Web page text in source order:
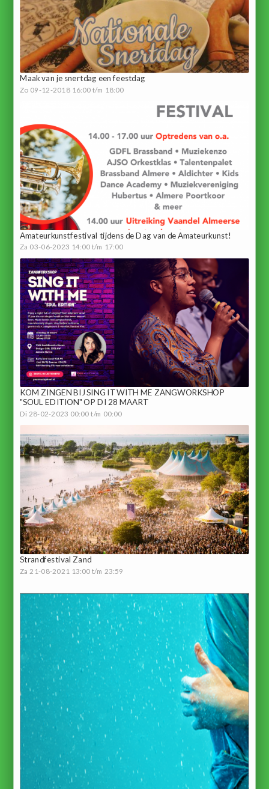
Maak van je snertdag een feestdag
Zo 09-12-2018 16:00 t/m 18:00
Amateurkunstfestival tijdens de Dag van de Amateurkunst!
Za 03-06-2023 14:00 t/m 17:00
KOM ZINGEN BIJ SING IT WITH ME ZANGWORKSHOP
"SOUL EDITION" OP DI 28 MAART
Di 28-02-2023 00:00 t/m 00:00
Strandfestival Zand
Za 21-08-2021 13:00 t/m 23:59